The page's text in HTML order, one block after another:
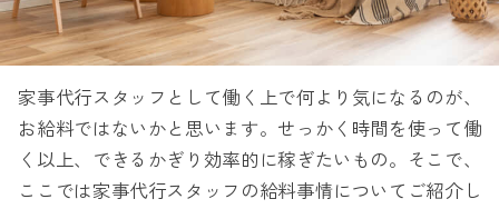
家事代行スタッフとして働く上で何より気になるのが、
お給料ではないかと思います。せっかく時間を使って働
く以上、できるかぎり効率的に稼ぎたいもの。そこで、
ここでは家事代行スタッフの給料事情についてご紹介し